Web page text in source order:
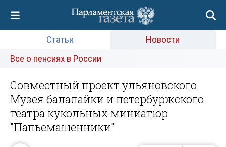
Статьи
Новости
Все о пенсиях в России
Совместный проект ульяновского
Музея балалайки и петербуржского
театра кукольных миниатюр
"Папьемашенники"